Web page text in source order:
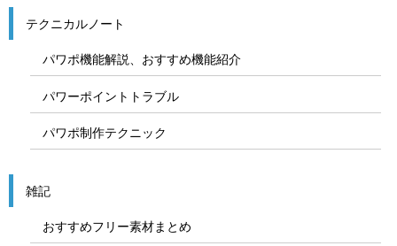
テクニカルノート
パワポ機能解説、おすすめ機能紹介
パワーポイントトラブル
パワポ制作テクニック
雑記
おすすめフリー素材まとめ